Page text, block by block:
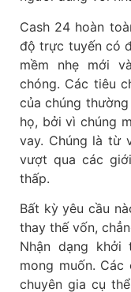
Cash 24 hoàn
độ trực tuyến có
mềm nhẹ mới
chóng. Các tiêu
của chúng
họ, bởi vì chúng
vay. Chúng là từ
vượt qua các
thấp.
Bất kỳ yêu cầu
thay thế vốn,
Nhận dạng
mong muốn.
chuyên gia cụ